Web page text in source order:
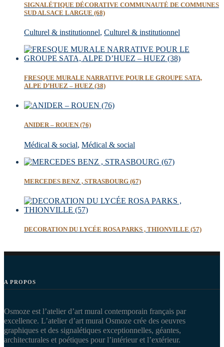
SIGNALÉTIQUE DÉCORATIVE COMMUNAUTÉ DE COMMUNES
SUD ALSACE LARGUE (68)
Culturel & institutionnel, Culturel & institutionnel
FRESQUE MURALE NARRATIVE POUR LE GROUPE SATA,
ALPE D’HUEZ – HUEZ (38)
ANIDER – ROUEN (76)
Médical & social, Médical & social
MERCEDES BENZ , STRASBOURG (67)
DECORATION DU LYCÉE ROSA PARKS , THIONVILLE (57)
A PROPOS
Osmoze est l’atelier d’art mural contemporain français par
excellence. L’atelier d’art mural Osmoze crée des oeuvres
graphiques et des signalétiques exceptionnelles, géantes,
architecturales et poétiques pour l’intérieur et l’extérieur.